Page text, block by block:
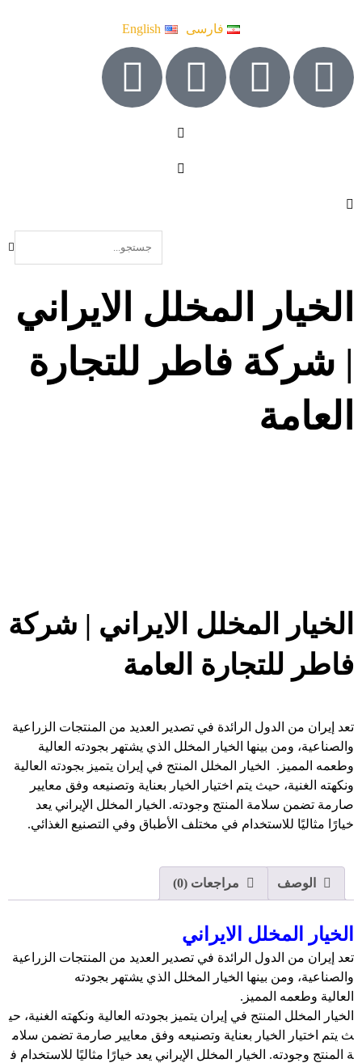
فارسی English
الخيار المخلل الايراني
| شركة فاطر للتجارة
العامة
الخيار المخلل الايراني | شركة
فاطر للتجارة العامة
تعد إيران من الدول الرائدة في تصدير العديد من المنتجات الزراعية
والصناعية، ومن بينها الخيار المخلل الذي يشتهر بجودته العالية
وطعمه المميز. الخيار المخلل المنتج في إيران يتميز بجودته العالية
ونكهته الغنية، حيث يتم اختيار الخيار بعناية وتصنيعه وفق معايير
صارمة تضمن سلامة المنتج وجودته. الخيار المخلل الإيراني يعد
خيارًا مثاليًا للاستخدام في مختلف الأطباق وفي التصنيع الغذائي.
الوصف مراجعات (0)
الخيار المخلل الايراني
تعد إيران من الدول الرائدة في تصدير العديد من المنتجات الزراعية
والصناعية، ومن بينها الخيار المخلل الذي يشتهر بجودته
العالية وطعمه المميز.
الخيار المخلل المنتج في إيران يتميز بجودته العالية ونكهته الغنية، حي
ث يتم اختيار الخيار بعناية وتصنيعه وفق معايير صارمة تضمن سلام
ة المنتج وجودته. الخيار المخلل الإيراني يعد خيارًا مثاليًا للاستخدام ف